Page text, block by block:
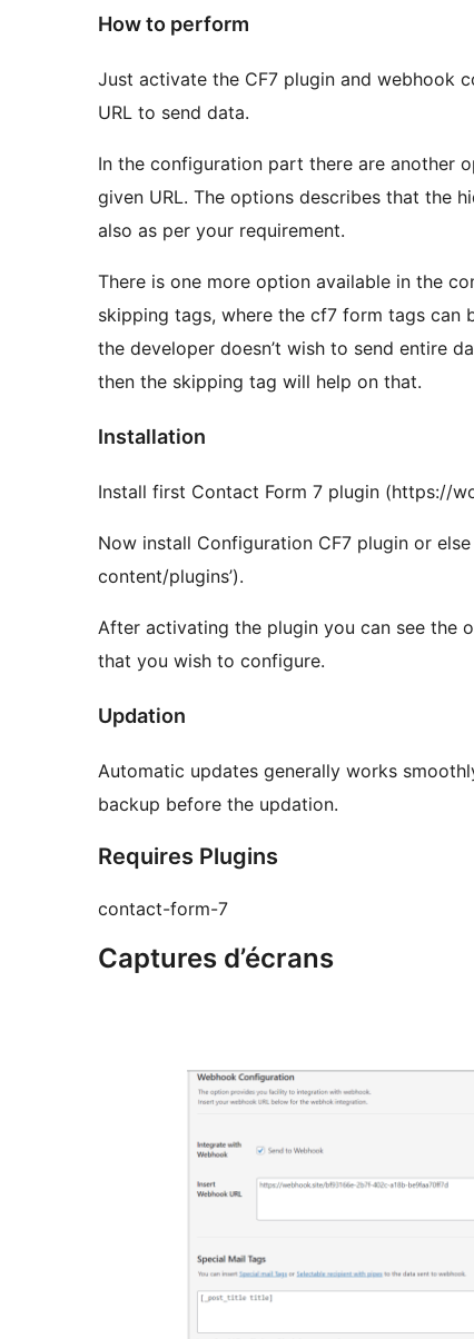
How to perform
Just activate the CF7 plugin and webhook
URL to send data.
In the configuration part there are another
given URL. The options describes that the
also as per your requirement.
There is one more option available in the
skipping tags, where the cf7 form tags can be
the developer doesn’t wish to send entire
then the skipping tag will help on that.
Installation
Install first Contact Form 7 plugin (https://
Now install Configuration CF7 plugin or
content/plugins’).
After activating the plugin you can see the
that you wish to configure.
Updation
Automatic updates generally works
backup before the updation.
Requires Plugins
contact-form-7
Captures d’écrans